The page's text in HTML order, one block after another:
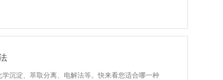
沉淀、萃取分离、电解法等。快来看您适合哪一种